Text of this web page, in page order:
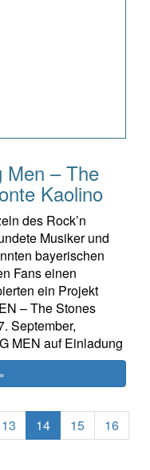
Men – The
Kaolino
des Rock’n
Musiker und
bayerischen
Fans einen
ein Projekt
– The Stones
September,
MEN auf Einladung
13 14(current)
15
16